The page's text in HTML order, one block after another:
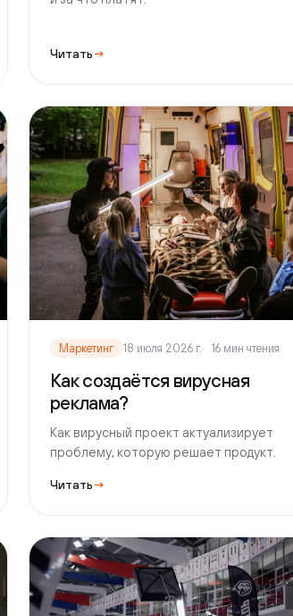
Маркетинг 18 июля 2026 г. 16 мин чтения
Как создаётся вирусная
реклама?
Как вирусный проект актуализирует
проблему, которую решает продукт.
Читать→